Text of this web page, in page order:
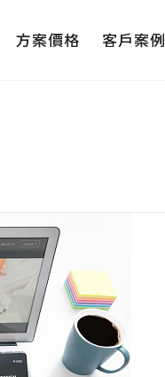
網頁設計
方案價格 客戶案例